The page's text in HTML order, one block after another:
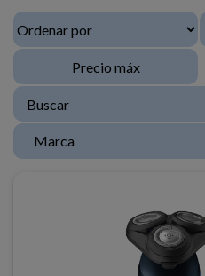
Marca